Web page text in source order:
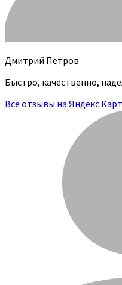
Дмитрий Петров
Быстро, качественно,
Все отзывы на